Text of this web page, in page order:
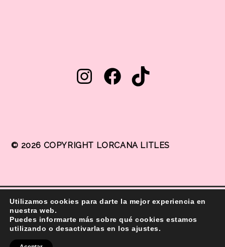
© 2026 COPYRIGHT LORCANA LITLES
® 2011 All rights reserved.
Utilizamos cookies para darte la mejor experiencia en
nuestra web.
Puedes informarte más sobre qué cookies estamos
utilizando o desactivarlas en los ajustes.